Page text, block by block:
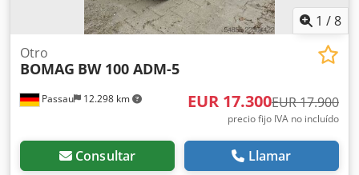
1 /8
Passau 12.298 km
Otro
BOMAG BW 100 ADM-5
EUR 17.300EUR 17.900
precio fijo IVA no incluído
Consultar Llamar